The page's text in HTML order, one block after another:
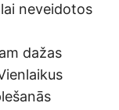
neveidotos
dažas